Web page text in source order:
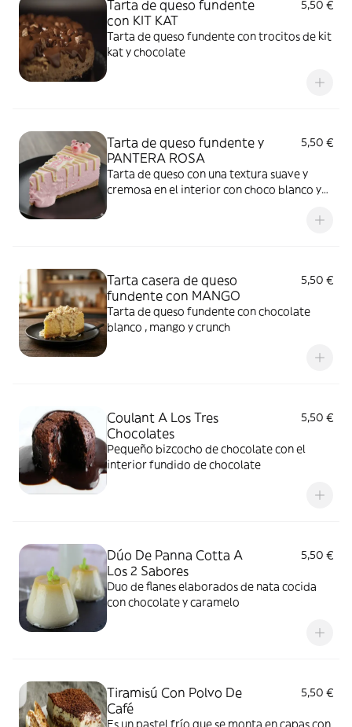
Tarta de queso fundente
con KIT KAT
5,50 €
Tarta de queso fundente con trocitos de kit
kat y chocolate
Tarta de queso fundente y
PANTERA ROSA
5,50 €
Tarta de queso con una textura suave y
cremosa en el interior con choco blanco y
Tarta casera de queso
fundente con MANGO
5,50 €
Tarta de queso fundente con chocolate
blanco , mango y crunch
Coulant A Los Tres
Chocolates
5,50 €
Pequeño bizcocho de chocolate con el
interior fundido de chocolate
Dúo De Panna Cotta A
Los 2 Sabores
5,50 €
Duo de flanes elaborados de nata cocida
con chocolate y caramelo
Tiramisú Con Polvo De
Café
5,50 €
Es un pastel frío que se monta en capas con